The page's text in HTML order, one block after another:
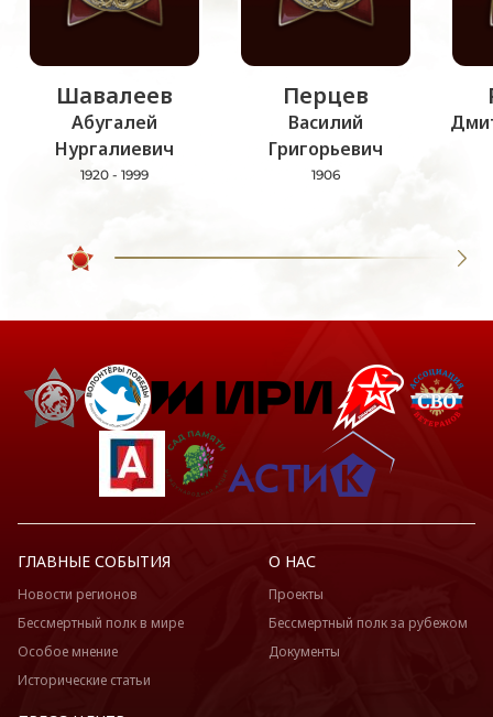
Шавалеев
Абугалей
Нургалиевич
1920 - 1999
Перцев
Василий
Григорьевич
1906
ГЛАВНЫЕ СОБЫТИЯ
Новости регионов
Бессмертный полк в мире
Особое мнение
Исторические статьи
О НАС
Проекты
Бессмертный полк за рубежом
Документы